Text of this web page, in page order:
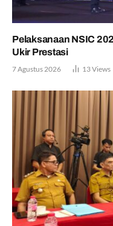
Pelaksanaan NSIC
Ukir Prestasi
7 Agustus 2026 13Views